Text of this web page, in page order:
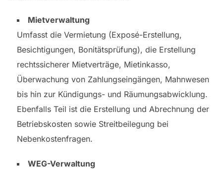
Mietverwaltung
Umfasst die Vermietung (Exposé-Erstellung,
Besichtigungen, Bonitätsprüfung), die Erstellung
rechtssicherer Mietverträge, Mietinkasso,
Überwachung von Zahlungseingängen, Mahnwesen
bis hin zur Kündigungs- und Räumungsabwicklung.
Ebenfalls Teil ist die Erstellung und Abrechnung der
Betriebskosten sowie Streitbeilegung bei
Nebenkostenfragen.
WEG-Verwaltung